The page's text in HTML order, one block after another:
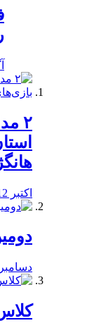
اکتبر 12, 2023
دسامبر 19, 2019